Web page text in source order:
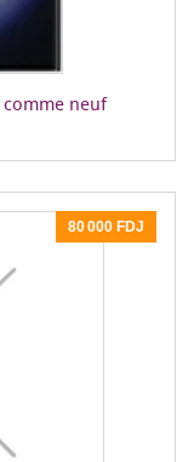
comme neuf
80 000 FDJ